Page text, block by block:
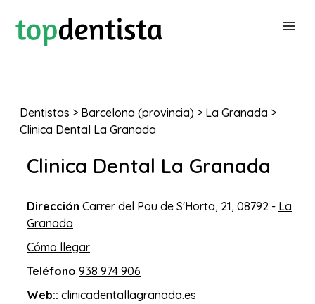
PARA CLÍNICAS DENTALES
CONTACTAR
Dentistas > Barcelona (provincia) > La Granada >
Clinica Dental La Granada
Clinica Dental La Granada
Dirección Carrer del Pou de S'Horta, 21, 08792 - La
Granada
Cómo llegar
Teléfono 938 974 906
Web:: clinicadentallagranada.es